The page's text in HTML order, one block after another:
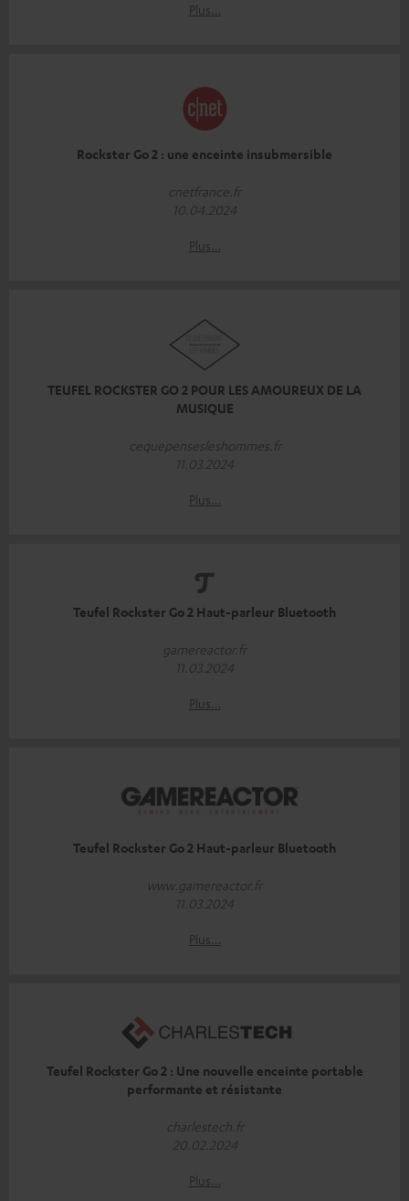
Plus…
Rockster Go 2 : une enceinte insubmersible
cnetfrance.fr
10.04.2024
Plus…
TEUFEL ROCKSTER GO 2 POUR LES AMOUREUX DE LA
MUSIQUE
cequepensesleshommes.fr
11.03.2024
Plus…
Teufel Rockster Go 2 Haut-parleur Bluetooth
gamereactor.fr
11.03.2024
Plus…
Teufel Rockster Go 2 Haut-parleur Bluetooth
www.gamereactor.fr
11.03.2024
Plus…
Teufel Rockster Go 2 : Une nouvelle enceinte portable
performante et résistante
charlestech.fr
20.02.2024
Plus…